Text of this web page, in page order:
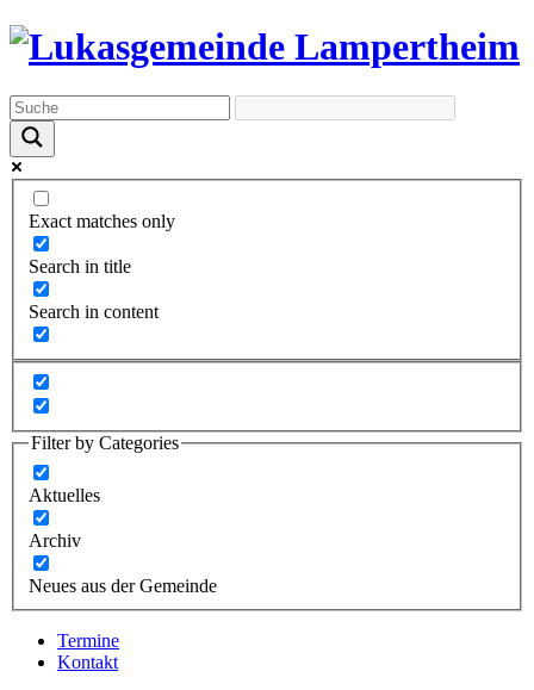
Exact matches only
Search in title
Search in content
Filter by Categories
Aktuelles
Archiv
Neues aus der Gemeinde
Termine
Kontakt